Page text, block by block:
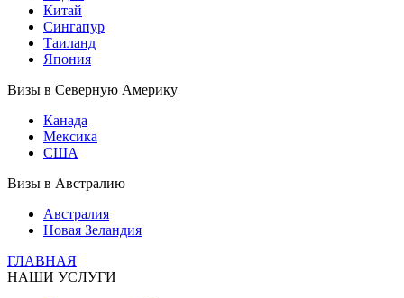
Китай
Сингапур
Таиланд
Япония
Визы в Северную Америку
Канада
Мексика
США
Визы в Австралию
Австралия
Новая Зеландия
ГЛАВНАЯ
НАШИ УСЛУГИ